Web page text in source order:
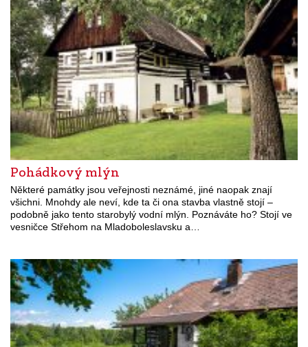
Pohádkový mlýn
Některé památky jsou veřejnosti neznámé, jiné naopak znají
všichni. Mnohdy ale neví, kde ta či ona stavba vlastně stojí –
podobně jako tento starobylý vodní mlýn. Poznáváte ho? Stojí ve
vesničce Střehom na Mladoboleslavsku a…